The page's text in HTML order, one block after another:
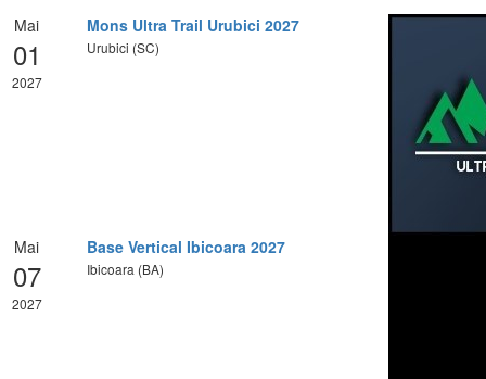
Mai
01
2027
Mons Ultra Trail Urubici 2027
Urubici (SC)
Mai
07
2027
Base Vertical Ibicoara 2027
Ibicoara (BA)